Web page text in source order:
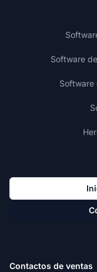
Software
Software
Contactos de ventas